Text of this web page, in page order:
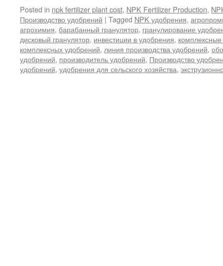
Posted in npk fertilizer plant cost, NPK Fertilizer Production,
Производство удобрений | Tagged NPK удобрения,
агрохимия, барабанный гранулятор, гранулирование
дисковый гранулятор, инвестиции в удобрения,
комплексных удобрений, линия производства удобрений,
удобрений, производитель удобрений, Производство
удобрений, удобрения для сельского хозяйства,